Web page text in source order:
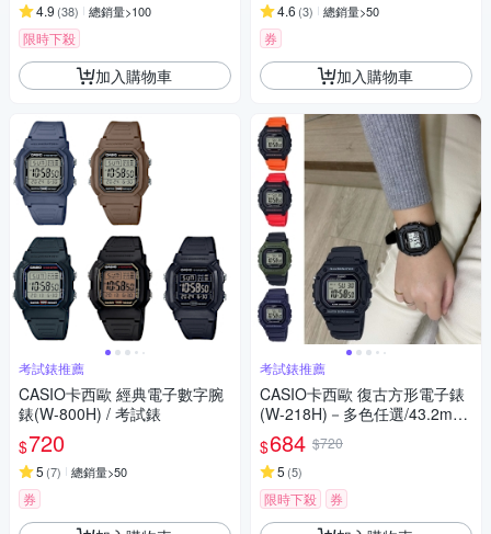
4.9 (38) 總銷量>100
限時下殺
加入購物車
考試錶推薦
CASIO卡西歐 經典電子數字腕
錶(W-800H) / 考試錶
$720
5 (7) 總銷量>50
券
4.6 (3) 總銷量>50
券
加入購物車
考試錶推薦
CASIO卡西歐 復古方形電子錶
(W-218H)－多色任選/43.2mm
/ 考試錶
$684 $720
5 (5)
限時下殺 券